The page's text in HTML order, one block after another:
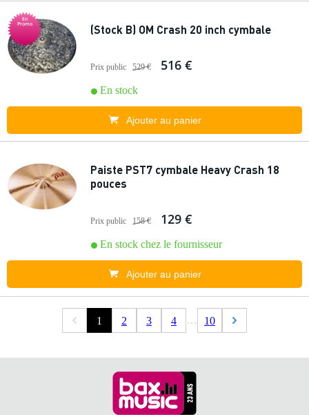
En
Promo (Stock B) OM Crash 20 inch cymbale
Prix public 529 € 516 €
En stock
Ajouter au panier
Paiste PST7 cymbale Heavy Crash 18
pouces
Prix public 158 € 129 €
En stock chez le fournisseur
Ajouter au panier
1 2 3 4 … 10